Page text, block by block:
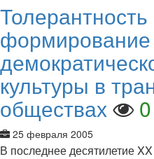
Толерантность
формирование
культуры в
обществах 0
25 февраля 2005
В последнее десятилетие XX